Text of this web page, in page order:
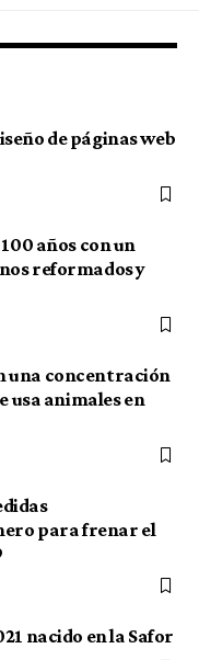
de páginas web
años con un
reformados y
una concentración
usa animales en
para frenar el
nacido en la Safor